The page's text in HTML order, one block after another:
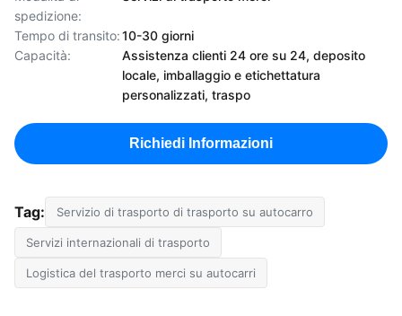
spedizione:
Tempo di transito:10-30 giorni
Capacità:
Assistenza clienti 24 ore su 24, deposito
locale, imballaggio e etichettatura
personalizzati, traspo
Richiedi Informazioni
Tag: Servizio di trasporto di trasporto su autocarro
Servizi internazionali di trasporto
Logistica del trasporto merci su autocarri